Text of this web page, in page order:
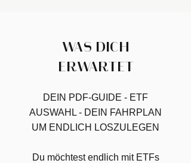
WAS DICH
ERWARTET
DEIN PDF-GUIDE - ETF
AUSWAHL - DEIN FAHRPLAN
UM ENDLICH LOSZULEGEN
Du möchtest endlich mit ETFs